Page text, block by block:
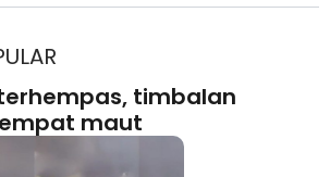
2026
timbalan
maut